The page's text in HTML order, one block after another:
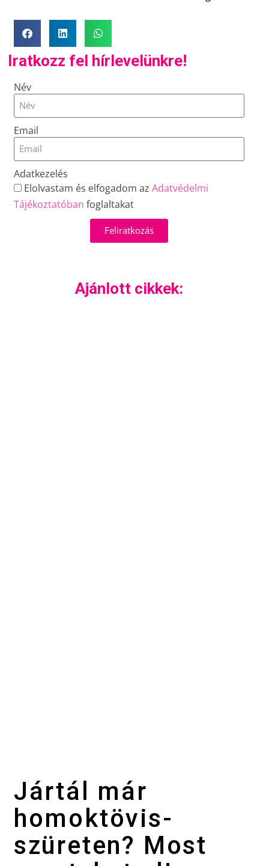
Iratkozz fel hírlevelünkre!
Név
Email
Adatkezelés
Elolvastam és elfogadom azAdatvédelmi
Tájékoztatóban foglaltakat
Feliratkozás
Ajánlott cikkek:
Jártál már
homoktövis-
szüreten? Most